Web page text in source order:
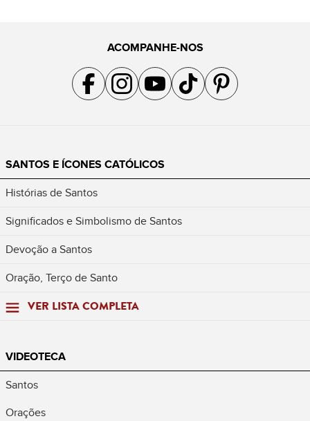
ACOMPANHE-NOS
Acompanhe a gente no Facebook
Acompanhe a gente no Instagram
Acompanhe a gente no YouTube
Acompanhe a gente no TikTok
Acompanhe a gente no
SANTOS E ÍCONES CATÓLICOS
Histórias de Santos
Significados e Simbolismo de Santos
Devoção a Santos
Oração, Terço de Santo
VER LISTA COMPLETA
VIDEOTECA
Santos
Orações